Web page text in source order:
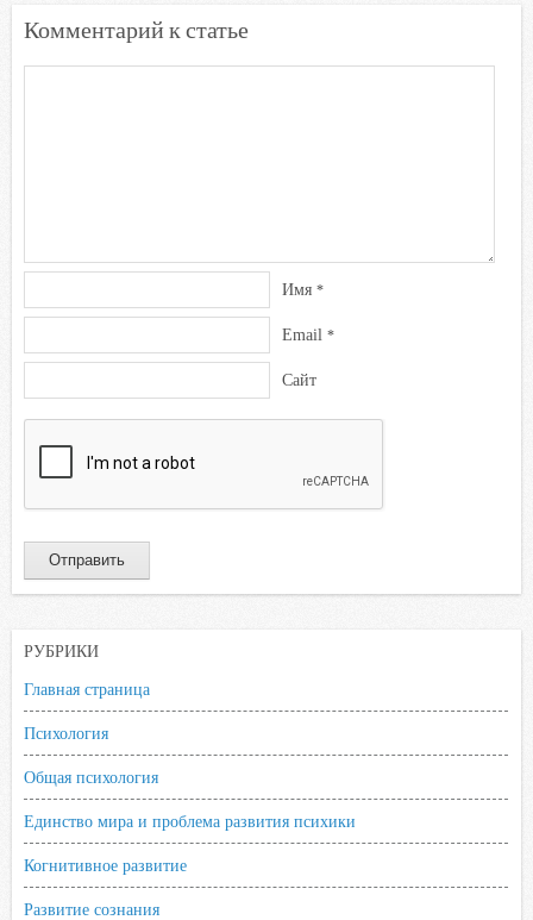
Комментарий к статье
Имя *
Email *
Сайт
РУБРИКИ
Главная страница
Психология
Общая психология
Единство мира и проблема развития психики
Когнитивное развитие
Развитие сознания